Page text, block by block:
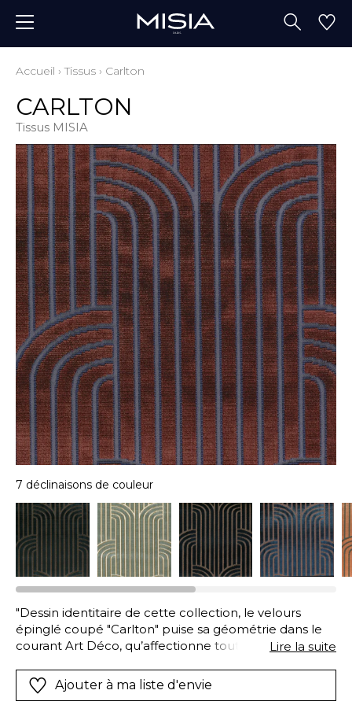
Accueil ›Tissus › Carlton
CARLTON
Tissus MISIA
7 déclinaisons de couleur
"Dessin identitaire de cette collection, le velours
épinglé coupé "Carlton" puise sa géométrie dans le
courant Art Déco, qu’affectionne tout
coupé de la viscose étire à l’infini ses stries qui
deviennent courbes. Ces longues rayures sont serties
Lire la suite
Ajouter à ma liste d'envie